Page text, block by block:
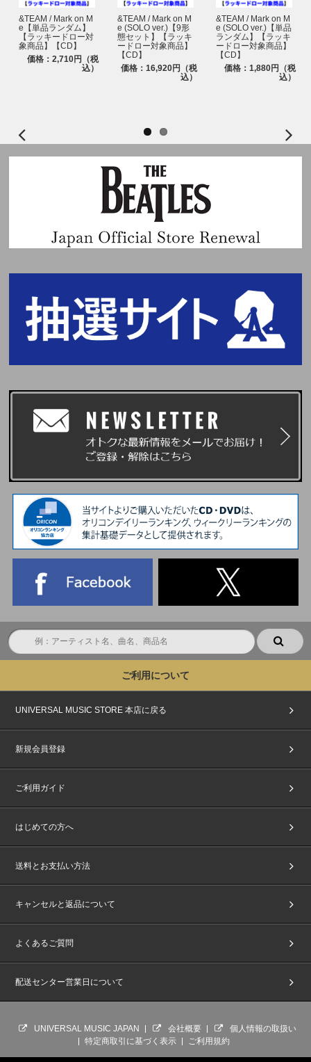
友人が来場された場合も、理由に関わらずご入場できません。その場合、C
D商品の払戻しや返金等も一切行いません。
※天候やトラブル、アーティストの都合により、やむを得ずイベントが中止
となる場合がございます。また、イベントの日程・内容が都合により変更と
なる場合がございます。あらかじめご了承ください。
※会場までの交通費・宿泊費等はお客様ご自身のご負担となります。万が
一、イベントが中止や途中終了になった場合も条件は変わらず、CD商品の
※シリアルナンバーを紛失、盗難、破損されるなどいかなる場合でも、再発
行はいたしません。
※応募用「シリアルナンバー」は数に限りがございます。無くなり次第終了
となりますので、お早目のご予約・ご購入をお勧めいたします。
※そのほかイベント及びご応募に関する詳細につきましては、シリアルナン
バーと一緒にご案内いたします特設サイトよりご確認ください。
●早期予約特典に関して下記もあわせてご確認ください。
&TEAM / Mark on M
e【単品ランダム】
【ラッキードロー対
象商品】【CD】
価格：2,710円（税
込）
&TEAM / Mark on M
e (SOLO ver.)【9形
態セット】【ラッキ
ードロー対象商品】
【CD】
価格：16,920円（税
込）
&TEAM / Mark on M
e (SOLO ver.)【単品
ランダム】【ラッキ
ードロー対象商品】
【CD】
価格：1,880円（税
込）
ご利用について
UNIVERSAL MUSIC STORE 本店に戻る
新規会員登録
ご利用ガイド
はじめての方へ
送料とお支払い方法
キャンセルと返品について
よくあるご質問
配送センター営業日について
UNIVERSAL MUSIC JAPAN 会社概要
個人情報の取扱い
特定商取引に基づく表示
ご利用規約